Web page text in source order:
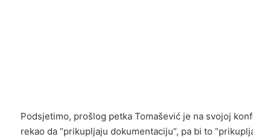
Podsjetimo, prošlog petka Tomašević je na svojoj
rekao da “prikupljaju dokumentaciju”, pa bi to